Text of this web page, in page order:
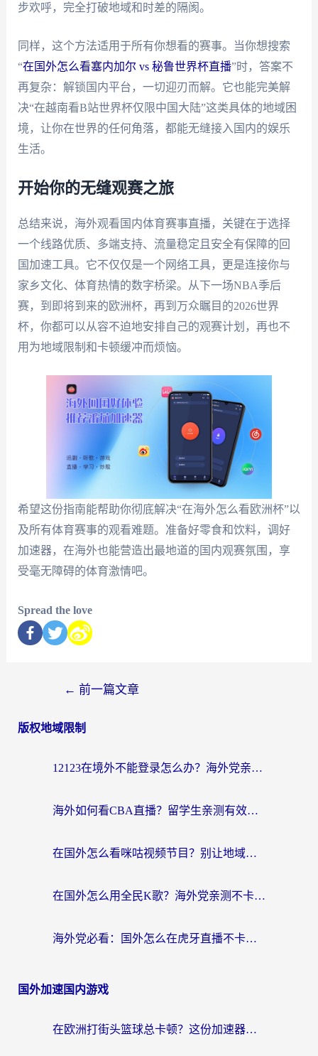
步欢呼，完全打破地域和时差的隔阂。
同样，这个方法适用于所有你想看的赛事。当你想搜索
“在国外怎么看塞内加尔 vs 秘鲁世界杯直播”时，答案不
再复杂：解锁国内平台，一切迎刃而解。它也能完美解
决“在越南看B站世界杯仅限中国大陆”这类具体的地域困
境，让你在世界的任何角落，都能无缝接入国内的娱乐
生活。
开始你的无缝观赛之旅
总结来说，海外观看国内体育赛事直播，关键在于选择
一个线路优质、多端支持、流量稳定且安全有保障的回
国加速工具。它不仅仅是一个网络工具，更是连接你与
家乡文化、体育热情的数字桥梁。从下一场NBA季后
赛，到即将到来的欧洲杯，再到万众瞩目的2026世界
杯，你都可以从容不迫地安排自己的观赛计划，再也不
用为地域限制和卡顿缓冲而烦恼。
希望这份指南能帮助你彻底解决“在海外怎么看欧洲杯”以
及所有体育赛事的观看难题。准备好零食和饮料，调好
加速器，在海外也能营造出最地道的国内观赛氛围，享
受毫无障碍的体育激情吧。
Spread the love
← 前一篇文章
版权地域限制
12123在境外不能登录怎么办？海外党亲测有效的回国加速方案
海外如何看CBA直播？留学生亲测有效的体育赛事观看指南
在国外怎么看咪咕视频节目？别让地域限制挡住你的追剧自由
在国外怎么用全民K歌？海外党亲测不卡顿的回国加速秘籍
海外党必看：国外怎么在虎牙直播不卡顿？附腾讯视频网易云音乐解决方案
国外加速国内游戏
在欧洲打街头篮球总卡顿？这份加速器选择指南帮你解决延迟难题